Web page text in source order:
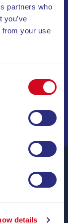
partners who
you’ve
from your use
details
DE VOYAGE